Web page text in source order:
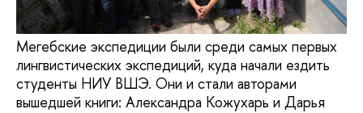
Мегебские экспедиции были среди самых первых
лингвистических экспедиций, куда начали ездить
студенты НИУ ВШЭ. Они и стали авторами
вышедшей книги: Александра Кожухарь и Дарья